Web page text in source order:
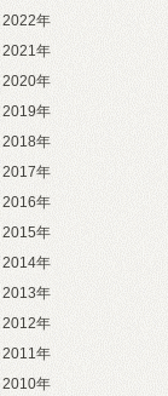
2022年
2021年
2020年
2019年
2018年
2017年
2016年
2015年
2014年
2013年
2012年
2011年
2010年